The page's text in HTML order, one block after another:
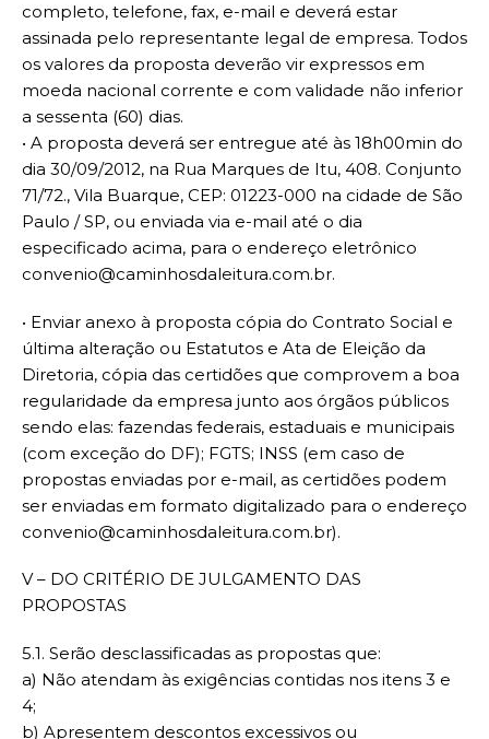
completo, telefone, fax, e-mail e deverá estar
assinada pelo representante legal de empresa. Todos
os valores da proposta deverão vir expressos em
moeda nacional corrente e com validade não inferior
a sessenta (60) dias.
• A proposta deverá ser entregue até às 18h00min do
dia 30/09/2012, na Rua Marques de Itu, 408. Conjunto
71/72., Vila Buarque, CEP: 01223-000 na cidade de São
Paulo / SP, ou enviada via e-mail até o dia
especificado acima, para o endereço eletrônico
convenio@caminhosdaleitura.com.br.
• Enviar anexo à proposta cópia do Contrato Social e
última alteração ou Estatutos e Ata de Eleição da
Diretoria, cópia das certidões que comprovem a boa
regularidade da empresa junto aos órgãos públicos
sendo elas: fazendas federais, estaduais e municipais
(com exceção do DF); FGTS; INSS (em caso de
propostas enviadas por e-mail, as certidões podem
ser enviadas em formato digitalizado para o endereço
convenio@caminhosdaleitura.com.br).
V – DO CRITÉRIO DE JULGAMENTO DAS
PROPOSTAS
5.1. Serão desclassificadas as propostas que:
a) Não atendam às exigências contidas nos itens 3 e
4;
b) Apresentem descontos excessivos ou